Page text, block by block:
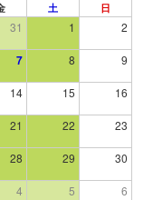
土 日
31 1 2
7 8 9
14 15 16
21 22 23
28 29 30
4 5 6